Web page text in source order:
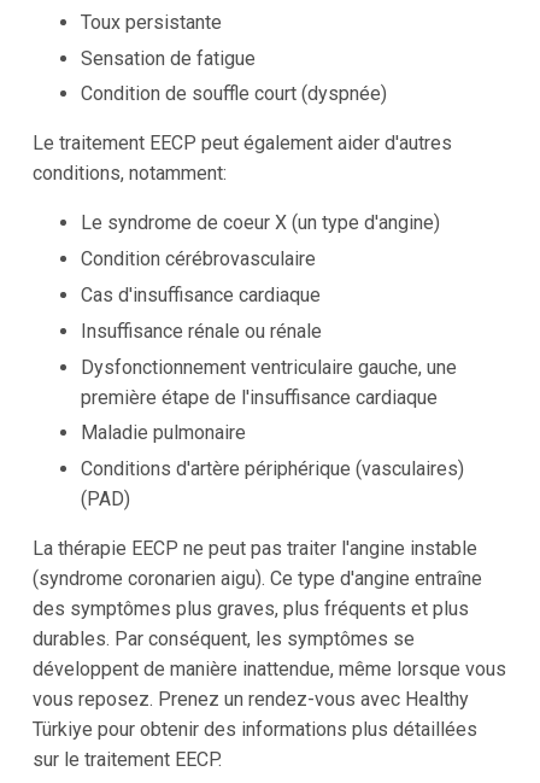
Toux persistante
Sensation de fatigue
Condition de souffle court (dyspnée)
Le traitement EECP peut également aider d'autres
conditions, notamment:
Le syndrome de coeur X (un type d'angine)
Condition cérébrovasculaire
Cas d'insuffisance cardiaque
Insuffisance rénale ou rénale
Dysfonctionnement ventriculaire gauche, une
première étape de l'insuffisance cardiaque
Maladie pulmonaire
Conditions d'artère périphérique (vasculaires)
(PAD)
La thérapie EECP ne peut pas traiter l'angine instable
(syndrome coronarien aigu). Ce type d'angine entraîne
des symptômes plus graves, plus fréquents et plus
durables. Par conséquent, les symptômes se
développent de manière inattendue, même lorsque vous
vous reposez. Prenez un rendez-vous avec Healthy
Türkiye pour obtenir des informations plus détaillées
sur le traitement EECP.